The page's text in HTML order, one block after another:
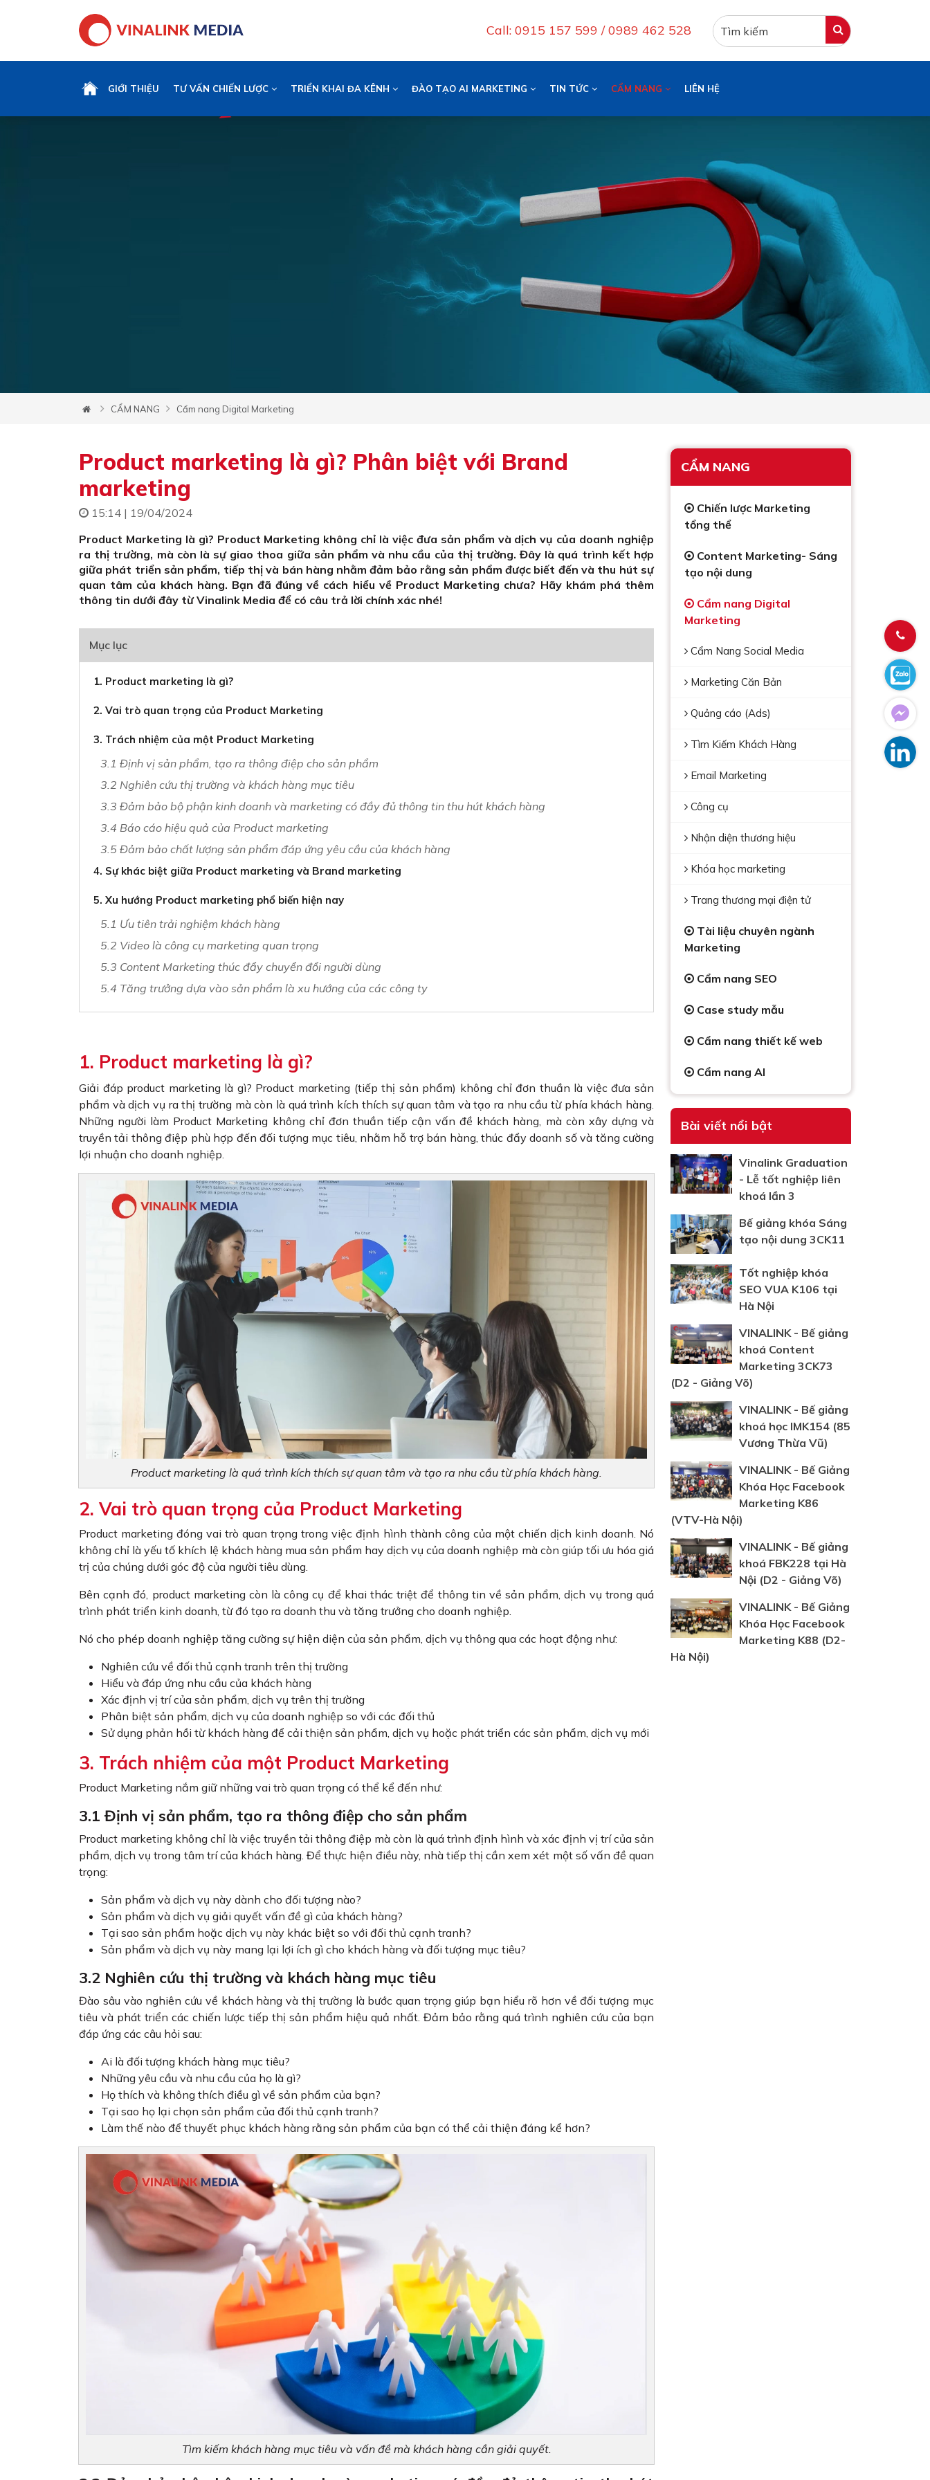
Call: 0915 157 599 / 0989 462 528
GIỚI THIỆU TƯ VẤN CHIẾN LƯỢC TRIỂN KHAI ĐA KÊNH ĐÀO TẠO AI MARKETING TIN TỨC CẨM NANG LIÊN HỆ
CẨM NANG Cẩm nang Digital Marketing
Product marketing là gì? Phân biệt với Brand
marketing
15:14 | 19/04/2024
Product Marketing là gì? Product Marketing không chỉ là việc đưa sản phẩm và dịch vụ của doanh nghiệp
ra thị trường, mà còn là sự giao thoa giữa sản phẩm và nhu cầu của thị trường. Đây là quá trình kết hợp
giữa phát triển sản phẩm, tiếp thị và bán hàng nhằm đảm bảo rằng sản phẩm được biết đến và thu hút sự
quan tâm của khách hàng. Bạn đã đúng về cách hiểu về Product Marketing chưa? Hãy khám phá thêm
thông tin dưới đây từ Vinalink Media để có câu trả lời chính xác nhé!
Mục lục
1. Product marketing là gì?
2. Vai trò quan trọng của Product Marketing
3. Trách nhiệm của một Product Marketing
3.1 Định vị sản phẩm, tạo ra thông điệp cho sản phẩm
3.2 Nghiên cứu thị trường và khách hàng mục tiêu
3.3 Đảm bảo bộ phận kinh doanh và marketing có đầy đủ thông tin thu hút khách hàng
3.4 Báo cáo hiệu quả của Product marketing
3.5 Đảm bảo chất lượng sản phẩm đáp ứng yêu cầu của khách hàng
4. Sự khác biệt giữa Product marketing và Brand marketing
5. Xu hướng Product marketing phổ biến hiện nay
5.1 Ưu tiên trải nghiệm khách hàng
5.2 Video là công cụ marketing quan trọng
5.3 Content Marketing thúc đẩy chuyển đổi người dùng
5.4 Tăng trưởng dựa vào sản phẩm là xu hướng của các công ty
1. Product marketing là gì?
Giải đáp product marketing là gì? Product marketing (tiếp thị sản phẩm) không chỉ đơn thuần là việc đưa sản
phẩm và dịch vụ ra thị trường mà còn là quá trình kích thích sự quan tâm và tạo ra nhu cầu từ phía khách hàng.
Những người làm Product Marketing không chỉ đơn thuần tiếp cận vấn đề khách hàng, mà còn xây dựng và
truyền tải thông điệp phù hợp đến đối tượng mục tiêu, nhằm hỗ trợ bán hàng, thúc đẩy doanh số và tăng cường
lợi nhuận cho doanh nghiệp.
Product marketing là quá trình kích thích sự quan tâm và tạo ra nhu cầu từ phía khách hàng.
2. Vai trò quan trọng của Product Marketing
Product marketing đóng vai trò quan trọng trong việc định hình thành công của một chiến dịch kinh doanh. Nó
không chỉ là yếu tố khích lệ khách hàng mua sản phẩm hay dịch vụ của doanh nghiệp mà còn giúp tối ưu hóa giá
trị của chúng dưới góc độ của người tiêu dùng.
Bên cạnh đó, product marketing còn là công cụ để khai thác triệt để thông tin về sản phẩm, dịch vụ trong quá
trình phát triển kinh doanh, từ đó tạo ra doanh thu và tăng trưởng cho doanh nghiệp.
Nó cho phép doanh nghiệp tăng cường sự hiện diện của sản phẩm, dịch vụ thông qua các hoạt động như:
Nghiên cứu về đối thủ cạnh tranh trên thị trường
Hiểu và đáp ứng nhu cầu của khách hàng
Xác định vị trí của sản phẩm, dịch vụ trên thị trường
Phân biệt sản phẩm, dịch vụ của doanh nghiệp so với các đối thủ
Sử dụng phản hồi từ khách hàng để cải thiện sản phẩm, dịch vụ hoặc phát triển các sản phẩm, dịch vụ mới
3. Trách nhiệm của một Product Marketing
Product Marketing nắm giữ những vai trò quan trọng có thể kể đến như:
3.1 Định vị sản phẩm, tạo ra thông điệp cho sản phẩm
Product marketing không chỉ là việc truyền tải thông điệp mà còn là quá trình định hình và xác định vị trí của sản
phẩm, dịch vụ trong tâm trí của khách hàng. Để thực hiện điều này, nhà tiếp thị cần xem xét một số vấn đề quan
trọng:
Sản phẩm và dịch vụ này dành cho đối tượng nào?
Sản phẩm và dịch vụ giải quyết vấn đề gì của khách hàng?
Tại sao sản phẩm hoặc dịch vụ này khác biệt so với đối thủ cạnh tranh?
Sản phẩm và dịch vụ này mang lại lợi ích gì cho khách hàng và đối tượng mục tiêu?
3.2 Nghiên cứu thị trường và khách hàng mục tiêu
Đào sâu vào nghiên cứu về khách hàng và thị trường là bước quan trọng giúp bạn hiểu rõ hơn về đối tượng mục
tiêu và phát triển các chiến lược tiếp thị sản phẩm hiệu quả nhất. Đảm bảo rằng quá trình nghiên cứu của bạn
đáp ứng các câu hỏi sau:
Ai là đối tượng khách hàng mục tiêu?
Những yêu cầu và nhu cầu của họ là gì?
Họ thích và không thích điều gì về sản phẩm của bạn?
Tại sao họ lại chọn sản phẩm của đối thủ cạnh tranh?
Làm thế nào để thuyết phục khách hàng rằng sản phẩm của bạn có thể cải thiện đáng kể hơn?
Tìm kiếm khách hàng mục tiêu và vấn đề mà khách hàng cần giải quyết.
CẨM NANG
Chiến lược Marketing
tổng thể
Content Marketing- Sáng
tạo nội dung
Cẩm nang Digital
Marketing
Cẩm Nang Social Media
Marketing Căn Bản
Quảng cáo (Ads)
Tìm Kiếm Khách Hàng
Email Marketing
Công cụ
Nhận diện thương hiệu
Khóa học marketing
Trang thương mại điện tử
Tài liệu chuyên ngành
Marketing
Cẩm nang SEO
Case study mẫu
Cẩm nang thiết kế web
Cẩm nang AI
Bài viết nổi bật
Vinalink Graduation
- Lễ tốt nghiệp liên
khoá lần 3
Bế giảng khóa Sáng
tạo nội dung 3CK11
Tốt nghiệp khóa
SEO VUA K106 tại
Hà Nội
VINALINK - Bế giảng
khoá Content
Marketing 3CK73
(D2 - Giảng Võ)
VINALINK - Bế giảng
khoá học IMK154 (85
Vương Thừa Vũ)
VINALINK - Bế Giảng
Khóa Học Facebook
Marketing K86
(VTV-Hà Nội)
VINALINK - Bế giảng
khoá FBK228 tại Hà
Nội (D2 - Giảng Võ)
VINALINK - Bế Giảng
Khóa Học Facebook
Marketing K88 (D2-
Hà Nội)